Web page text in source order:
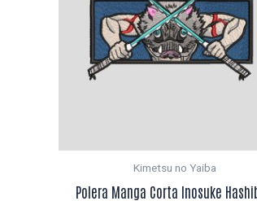
Kimetsu no Yaiba
Polera Manga Corta Inosuke